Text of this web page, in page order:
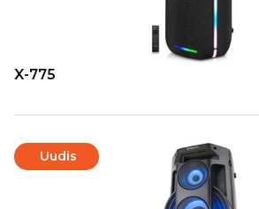
X-775
Uudis